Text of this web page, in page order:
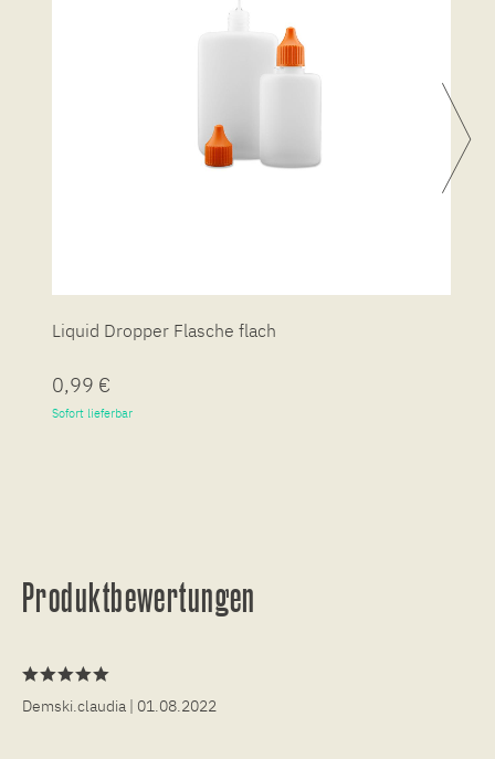
Liquid Dropper Flasche flach
0,99 €
Sofort lieferbar
Produktbewertungen
Demski.claudia | 01.08.2022